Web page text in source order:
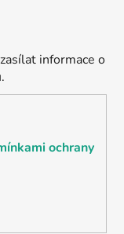
informace o
ochrany